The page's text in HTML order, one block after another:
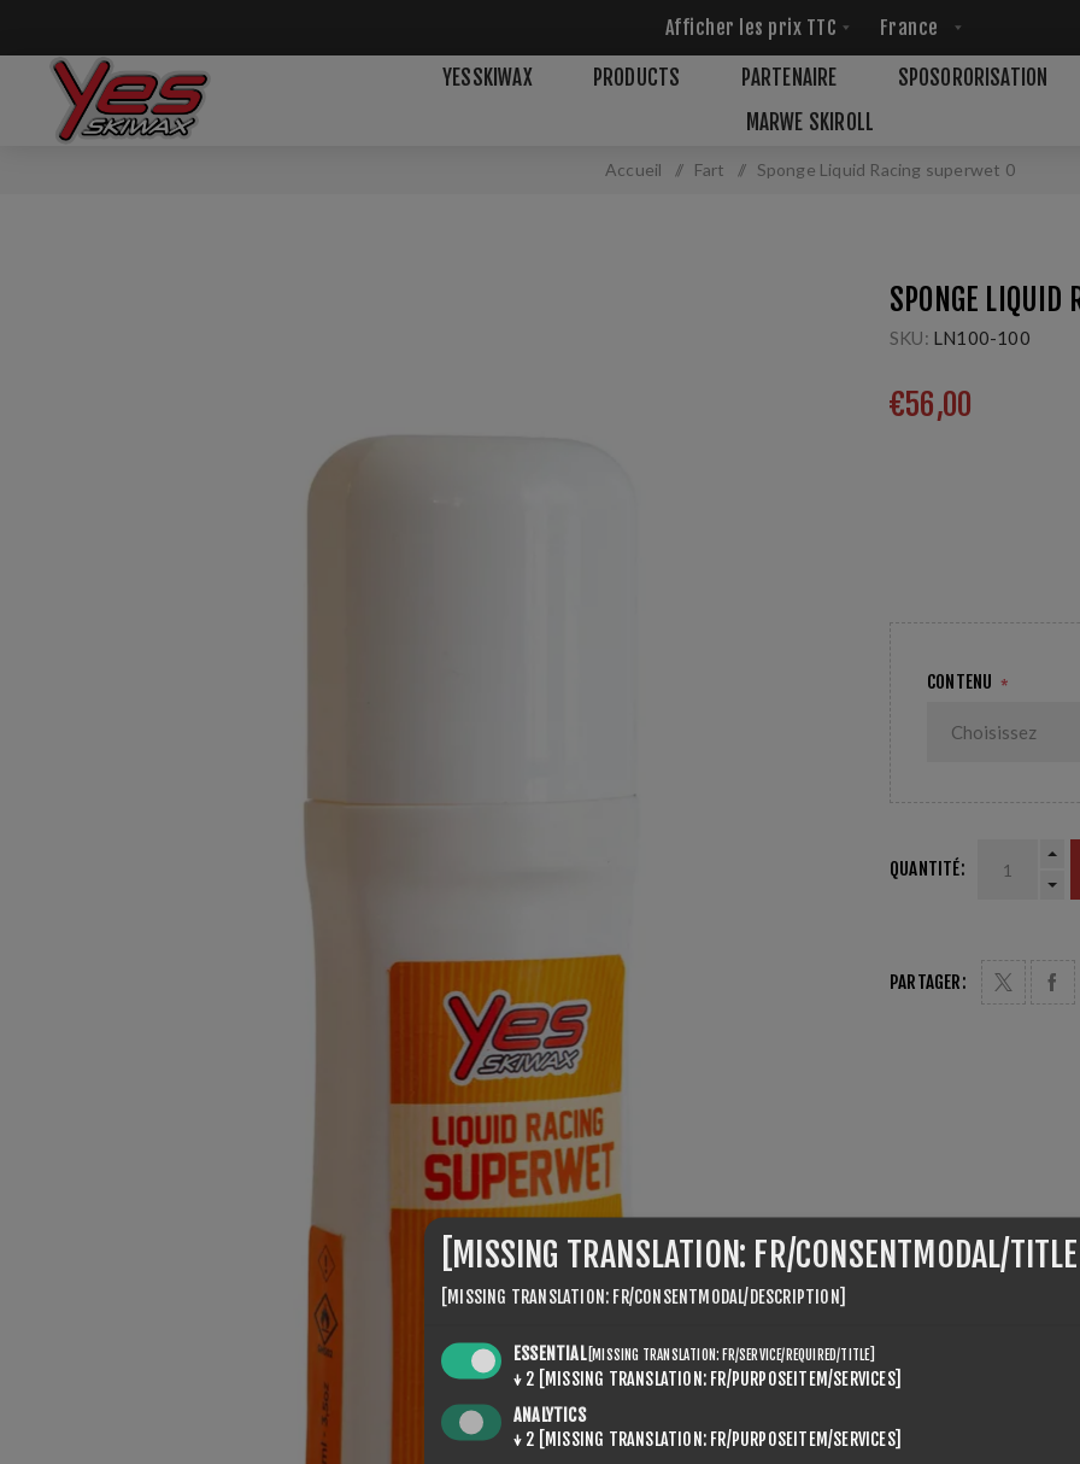
YESSKIWAX PRODUCTS PARTENAIRE
SPOSORORISATION
MARWE SKIROLL
Accueil / Fart / Sponge Liquid Racing superwet 0
SPONGE LIQUID
SKU: LN100-100
€56,00
CONTENU *
QUANTITÉ:
PARTAGER:
[MISSING TRANSLATION: FR/CONSENTMODAL/
[MISSING TRANSLATION: FR/CONSENTMODAL/DESCRIPTION]
ESSENTIAL [MISSING TRANSLATION: FR/SERVICE/REQUIRED/TITLE]
↓ 2
[MISSING TRANSLATION: FR/PURPOSEITEM/SERVICES]
ANALYTICS
↓ 2
[MISSING TRANSLATION: FR/PURPOSEITEM/SERVICES]